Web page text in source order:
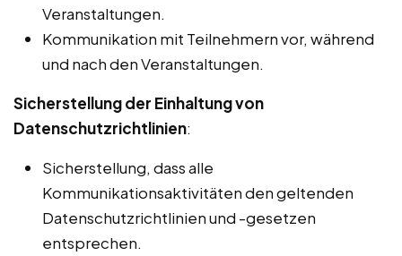
Veranstaltungen.
Kommunikation mit Teilnehmern vor, während
und nach den Veranstaltungen.
Sicherstellung der Einhaltung von
Datenschutzrichtlinien:
Sicherstellung, dass alle
Kommunikationsaktivitäten den geltenden
Datenschutzrichtlinien und -gesetzen
entsprechen.